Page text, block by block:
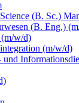
(B. Sc.)
(B. Eng.)
(m/w/d)
(m/w/d)
und